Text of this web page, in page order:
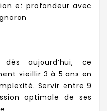
et profondeur avec
aujourd’hui, ce
vieillir 3 à 5 ans en
Servir entre 9
optimale de ses